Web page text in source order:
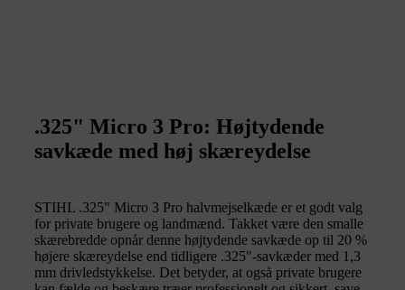
.325" Micro 3 Pro: Højtydende
savkæde med høj skæreydelse
STIHL .325" Micro 3 Pro halvmejselkæde er et godt valg
for private brugere og landmænd. Takket være den smalle
skærebredde opnår denne højtydende savkæde op til 20 %
højere skæreydelse end tidligere .325"-savkæder med 1,3
mm drivledstykkelse. Det betyder, at også private brugere